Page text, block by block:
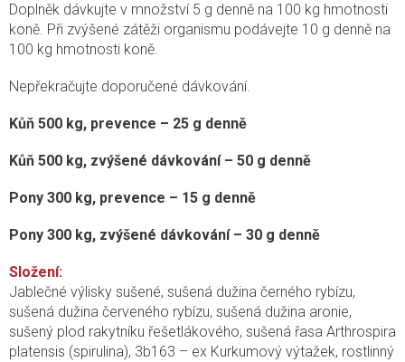
Doplněk dávkujte v množství 5 g denně na 100 kg hmotnosti
koně. Při zvýšené zátěži organismu podávejte 10 g denně na
100 kg hmotnosti koně.
Nepřekračujte doporučené dávkování.
Kůň 500 kg, prevence – 25 g denně
Kůň 500 kg, zvýšené dávkování – 50 g denně
Pony 300 kg, prevence – 15 g denně
Pony 300 kg, zvýšené dávkování – 30 g denně
Složení:
Jablečné výlisky sušené, sušená dužina černého rybízu,
sušená dužina červeného rybízu, sušená dužina aronie,
sušený plod rakytníku řešetlákového, sušená řasa Arthrospira
platensis (spirulina), 3b163 – ex Kurkumový výtažek, rostlinný